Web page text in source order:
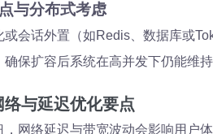
与分布式考虑
或会话外置（如Redis、数据库或
保扩容后系统在高并发下仍能维
与延迟优化要点
网络延迟与带宽波动会影响用户